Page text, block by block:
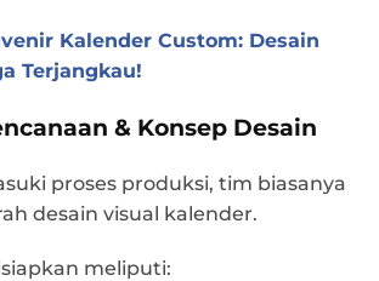
Kalender Custom: Desain
Terjangkau!
& Konsep Desain
proses produksi, tim biasanya
desain visual kalender.
meliputi: